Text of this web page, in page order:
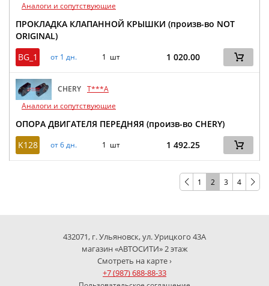
Аналоги и сопутствующие
ПРОКЛАДКА КЛАПАННОЙ КРЫШКИ (произв-во NOT
ORIGINAL)
BG_1
от 1 дн. 1 шт 1 020.00
CHERY T***A
Аналоги и сопутствующие
ОПОРА ДВИГАТЕЛЯ ПЕРЕДНЯЯ (произв-во CHERY)
K128
от 6 дн. 1 шт 1 492.25
1 2 3 4
432071, г. Ульяновск, ул. Урицкого 43А
магазин «АВТОСИТИ» 2 этаж
Смотреть на карте ›
+7 (987) 688-88-33